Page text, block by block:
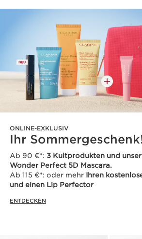
ONLINE-EXKLUSIV
Ihr
Ab 90 €*: 3 Kultprodukten und
Wonder Perfect 5D Mascara.
Ab 115 €*: oder mehr Ihren
und einen Lip Perfector
ENTDECKEN